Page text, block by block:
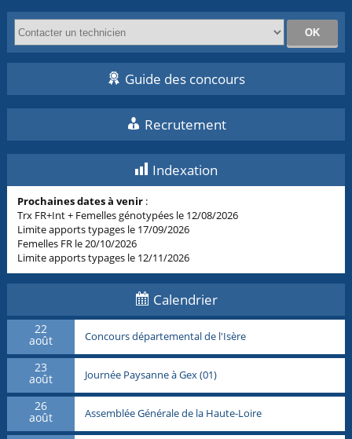
Guide des concours
Recrutement
Indexation
Prochaines dates à venir :
Trx FR+Int + Femelles génotypées le 12/08/2026
Limite apports typages le 17/09/2026
Femelles FR le 20/10/2026
Limite apports typages le 12/11/2026
Calendrier
22
août Concours départemental de l'Isère
23
août Journée Paysanne à Gex (01)
26
août Assemblée Générale de la Haute-Loire